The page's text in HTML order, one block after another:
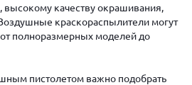
высокому качеству окрашивания,
краскораспылители могут
полноразмерных моделей до
пистолетом важно подобрать